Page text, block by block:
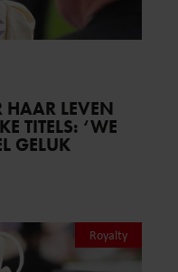
HAAR LEVEN
TITELS: ‘WE
GELUK
Royalty